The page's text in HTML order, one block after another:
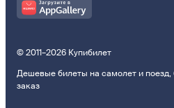
© 2011–2026 Купибилет
Дешевые билеты на самолет и поезд,
заказ